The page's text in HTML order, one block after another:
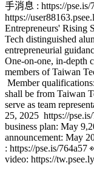
手消息 : https://
https://
Entrepreneurs' Rising
Tech distinguished
entrepreneurial
One-on-one, in-depth
members of Taiwan
Member
shall be from Taiwan
serve as team
25, 2025 https://
business plan: May
announcement: May
: https://pse.is/
video: https://